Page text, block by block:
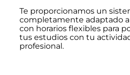
Te proporcionamos un
completamente adaptado
con horarios flexibles para
tus estudios con tu
profesional.